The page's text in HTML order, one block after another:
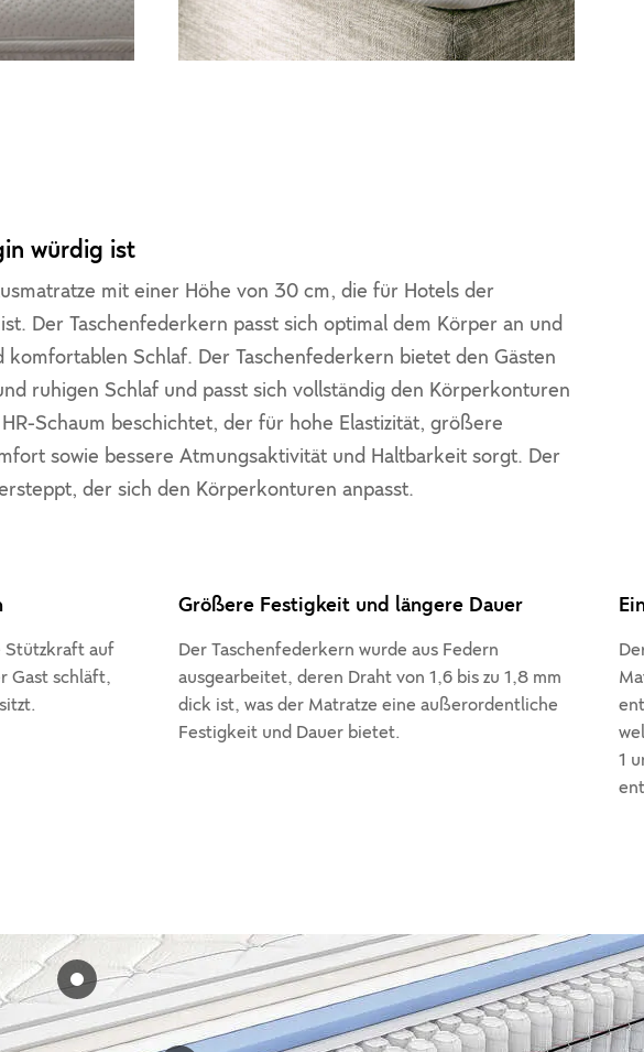
würdig ist
mit einer Höhe von 30 cm, die für Hotels der
Der Taschenfederkern passt sich optimal dem Körper an und
Schlaf. Der Taschenfederkern bietet den Gästen
ruhigen Schlaf und passt sich vollständig den Körperkonturen
Schaum beschichtet, der für hohe Elastizität, größere
sowie bessere Atmungsaktivität und Haltbarkeit sorgt. Der
der sich den Körperkonturen anpasst.
Stützkraft auf
Gast schläft,
Größere Festigkeit und längere Dauer
Der Taschenfederkern wurde aus Federn
ausgearbeitet, deren Draht von 1,6 bis zu 1,8 mm
dick ist, was der Matratze eine außerordentliche
Festigkeit und Dauer bietet.
1